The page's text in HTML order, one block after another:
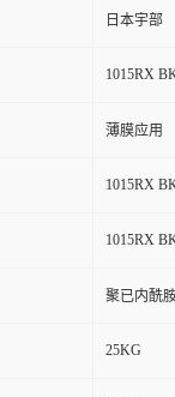
日本宇部
1015RX
薄膜应用
1015RX
1015RX
聚已内酰
25KG